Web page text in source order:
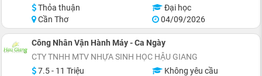
Thỏa thuận
Đại học
Cần Thơ
04/09/2026
Công Nhân Vận Hành Máy - Ca Ngày
CTY TNHH MTV NHỰA SINH HỌC HẬU GIANG
7.5 - 11 Triệu
Không yêu cầu